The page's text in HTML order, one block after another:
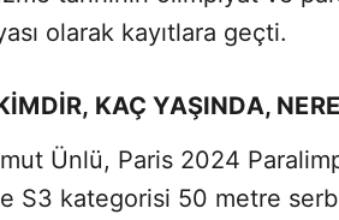
olarak kayıtlara geçti.
KAÇ YAŞINDA,
Ünlü, Paris 2024
S3 kategorisi 50 metre